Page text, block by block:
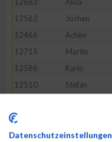
12562
Jochen
12466
Achim
12715
Martin
12586
Karlo
12510
Stefan
12626
12488
Norbert
Datenschutzeinstellungen